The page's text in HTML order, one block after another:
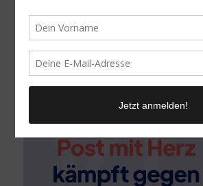
Foto: Post mit Herz